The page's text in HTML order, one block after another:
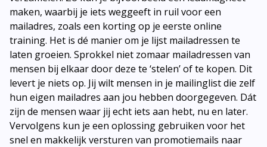
maken, waarbij je iets weggeeft in ruil voor een
mailadres, zoals een korting op je eerste online
training. Het is dé manier om je lijst mailadressen te
laten groeien. Sprokkel niet zomaar mailadressen van
mensen bij elkaar door deze te ‘stelen’ of te kopen. Dit
levert je niets op. Jij wilt mensen in je mailinglist die zelf
hun eigen mailadres aan jou hebben doorgegeven. Dát
zijn de mensen waar jij echt iets aan hebt, nu en later.
Vervolgens kun je een oplossing gebruiken voor het
snel en makkelijk versturen van promotiemails naar